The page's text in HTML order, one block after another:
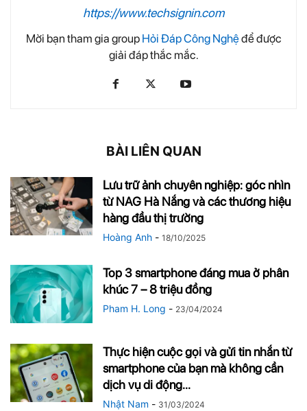
https://www.techsignin.com
Mời bạn tham gia group Hỏi Đáp Công Nghệđể được
giải đáp thắc mắc.
BÀI LIÊN QUAN
Lưu trữ ảnh chuyên nghiệp: góc nhìn
từ NAG Hà Nắng và các thương hiệu
hàng đầu thị trường
Hoàng Anh - 18/10/2025
Top 3 smartphone đáng mua ở phân
khúc 7 – 8 triệu đồng
Pham H. Long - 23/04/2024
Thực hiện cuộc gọi và gửi tin nhắn từ
smartphone của bạn mà không cần
dịch vụ di động...
Nhật Nam - 31/03/2024